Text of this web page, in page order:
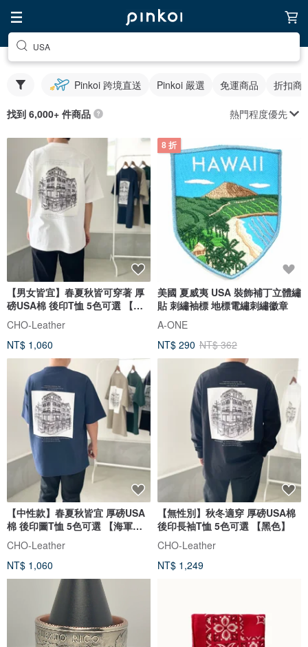
USA
Pinkoi 跨境直送 Pinkoi 嚴選 免運商品 折扣商
找到 6,000+ 件商品 熱門程度優先
【男女皆宜】春夏秋皆可穿著 厚
磅USA棉 後印T恤 5色可選 【白
色】
CHO-Leather
NT$ 1,060
8 折
美國 夏威夷 USA 裝飾補丁立體繡
貼 刺繡袖標 地標電繡刺繡徽章
A-ONE
NT$ 290 NT$ 362
【中性款】春夏秋皆宜 厚磅USA
棉 後印圖T恤 5色可選 【海軍
藍】
CHO-Leather
NT$ 1,060
【無性別】秋冬適穿 厚磅USA棉
後印長袖T恤 5色可選 【黑色】
CHO-Leather
NT$ 1,249